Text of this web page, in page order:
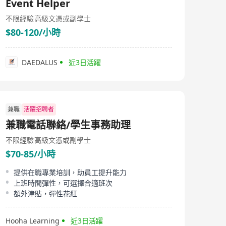
Event Helper
不限經驗高級文憑或副學士
$80-120/小時
DAEDALUS 近3日活躍
兼職 活躍招聘者
兼職電話聯絡/學生事務助理
不限經驗高級文憑或副學士
$70-85/小時
提供在職專業培訓，助員工提升能力
上班時間彈性，可選擇合適班次
額外津貼，彈性花紅
Hooha Learning 近3日活躍